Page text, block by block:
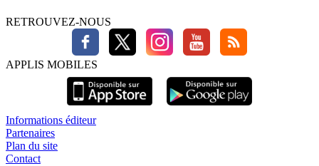
RETROUVEZ-NOUS
APPLIS MOBILES
Informations éditeur
Partenaires
Plan du site
Contact